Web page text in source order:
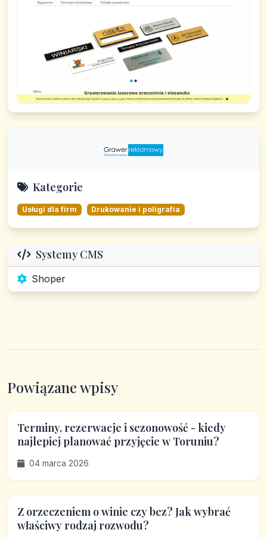
Kategorie
Usługi dla firm Drukowanie i poligrafia
Systemy CMS
Shoper
Powiązane wpisy
Terminy, rezerwacje i sezonowość - kiedy
najlepiej planować przyjęcie w Toruniu?
04 marca 2026
Z orzeczeniem o winie czy bez? Jak wybrać
właściwy rodzaj rozwodu?